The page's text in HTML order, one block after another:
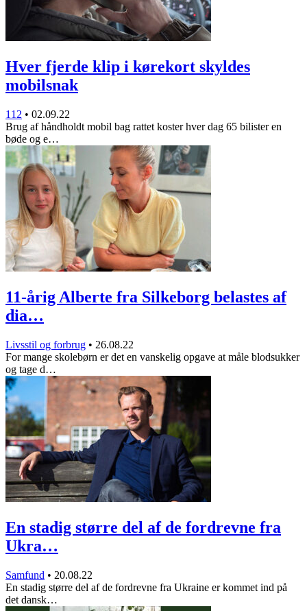
Hver fjerde klip i kørekort skyldes
mobilsnak
112 • 02.09.22
Brug af håndholdt mobil bag rattet koster hver dag 65 bilister en
bøde og e…
11-årig Alberte fra Silkeborg belastes af
dia…
Livsstil og forbrug • 26.08.22
For mange skolebørn er det en vanskelig opgave at måle blodsukker
og tage d…
En stadig større del af de fordrevne fra
Ukra…
Samfund • 20.08.22
En stadig større del af de fordrevne fra Ukraine er kommet ind på
det dansk…